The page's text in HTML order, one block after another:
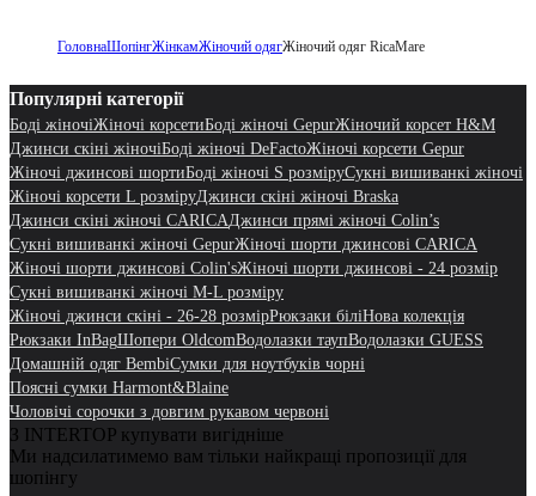
ГоловнаШопінгЖінкамЖіночий одягЖіночий одяг RicaMare
Популярні категорії
Боді жіночіЖіночі корсетиБоді жіночі GepurЖіночий корсет H&M
Джинси скіні жіночіБоді жіночі DeFactoЖіночі корсети Gepur
Жіночі джинсові шортиБоді жіночі S розміруСукні вишиванкі жіночі
Жіночі корсети L розміруДжинси скіні жіночі Braska
Джинси скіні жіночі CARICAДжинси прямі жіночі Colin’s
Сукні вишиванкі жіночі GepurЖіночі шорти джинсові CARICA
Жіночі шорти джинсові Colin'sЖіночі шорти джинсові - 24 розмір
Сукні вишиванкі жіночі M-L розміру
Жіночі джинси скіні - 26-28 розмірРюкзаки біліНова колекція
Рюкзаки InBagШопери OldcomВодолазки таупВодолазки GUESS
Домашній одяг BembiСумки для ноутбуків чорні
Поясні сумки Harmont&Blaine
Чоловічі сорочки з довгим рукавом червоні
З INTERTOP купувати вигідніше
Ми надсилатимемо вам тільки найкращі пропозиції для
шопінгу